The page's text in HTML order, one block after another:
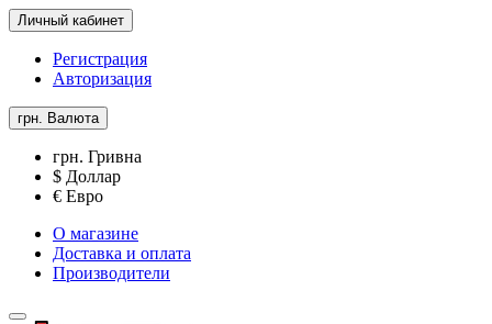
Личный кабинет
Регистрация
Авторизация
грн. Валюта
грн. Гривна
$ Доллар
€ Евро
О магазине
Доставка и оплата
Производители